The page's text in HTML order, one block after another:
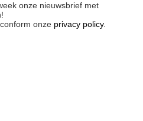
onze nieuwsbrief met
onze privacy policy.